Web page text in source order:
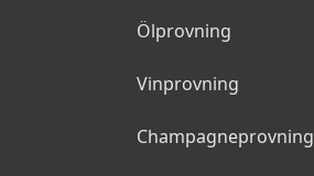
Ölprovning
Vinprovning
Champagneprovning